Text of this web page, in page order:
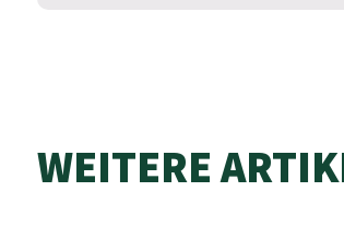
WEITERE